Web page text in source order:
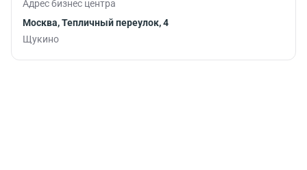
Адрес бизнес центра
Москва, Тепличный переулок, 4
Щукино